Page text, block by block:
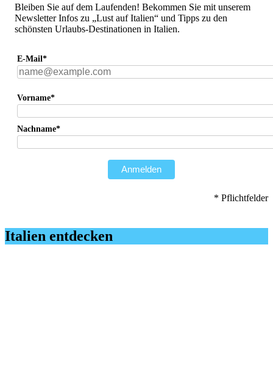
Bleiben Sie auf dem Laufenden! Bekommen Sie mit unserem
Newsletter Infos zu „Lust auf Italien“ und Tipps zu den
schönsten Urlaubs-Destinationen in Italien.
E-Mail*
Vorname*
Nachname*
Anmelden
* Pflichtfelder
Italien entdecken